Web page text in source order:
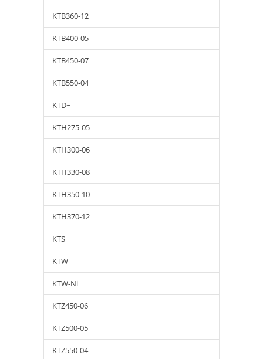
KTB360-12
KTB400-05
KTB450-07
KTB550-04
KTD~
KTH275-05
KTH300-06
KTH330-08
KTH350-10
KTH370-12
KTS
KTW
KTW-Ni
KTZ450-06
KTZ500-05
KTZ550-04